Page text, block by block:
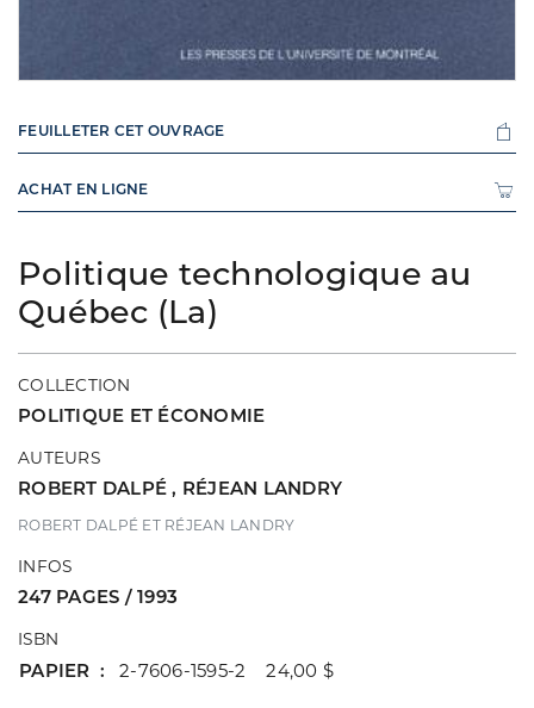
Politique technologique au
Québec (La)
COLLECTION
POLITIQUE ET ÉCONOMIE
AUTEURS
ROBERT DALPÉ, RÉJEAN LANDRY
ROBERT DALPÉ ET RÉJEAN LANDRY
INFOS
247 PAGES / 1993
ISBN
PAPIER 2-7606-1595-2 24,00 $
FEUILLETER CET OUVRAGE
ACHAT EN LIGNE